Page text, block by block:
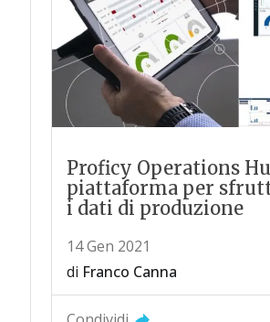
Proficy Operations
piattaforma per
i dati di produzione
14 Gen 2021
di Franco Canna